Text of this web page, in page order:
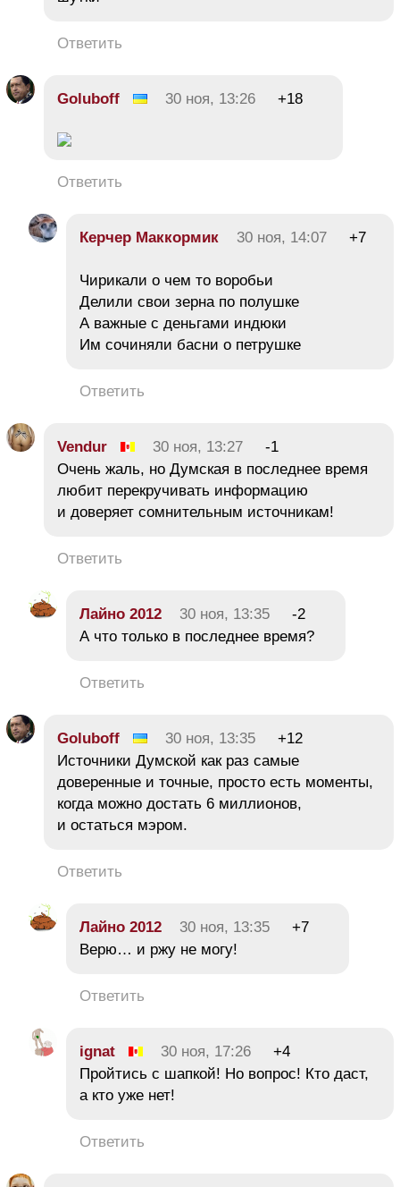
Ответить
Goluboff 30 ноя, 13:26 +18
Ответить
Керчер Маккормик 30 ноя, 14:07 +7
Чирикали о чем то воробьи
Делили свои зерна по полушке
А важные с деньгами индюки
Им сочиняли басни о петрушке
Ответить
Vendur 30 ноя, 13:27
-1
Очень жаль, но Думская в последнее время
любит перекручивать информацию
и доверяет сомнительным источникам!
Ответить
Лайно 2012 30 ноя, 13:35
-2
А что только в последнее время?
Ответить
Goluboff 30 ноя, 13:35
+12
Источники Думской как раз самые
доверенные и точные, просто есть моменты,
когда можно достать 6 миллионов,
и остаться мэром.
Ответить
Лайно 2012 30 ноя, 13:35
+7
Верю… и ржу не могу!
Ответить
ignat 30 ноя, 17:26
+4
Пройтись с шапкой! Но вопрос! Кто даст,
а кто уже нет!
Ответить